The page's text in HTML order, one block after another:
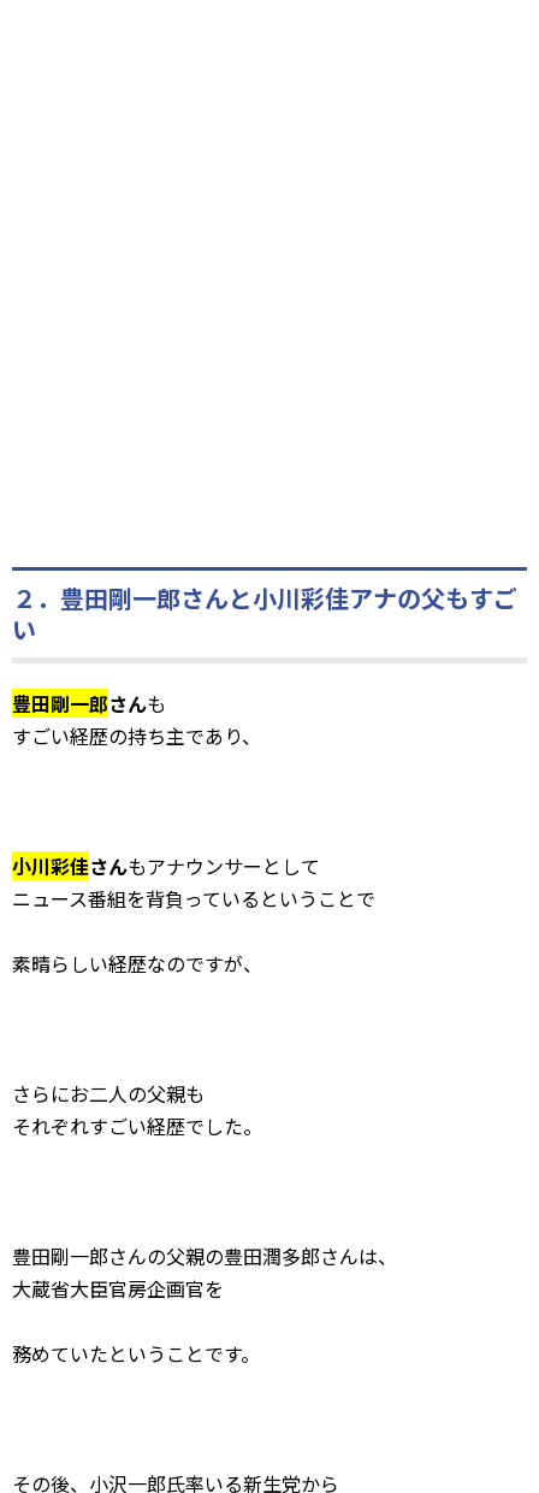
２．豊田剛一郎さんと小川彩佳アナの父もすご
い
豊田剛一郎さんも
すごい経歴の持ち主であり、
小川彩佳さんもアナウンサーとして
ニュース番組を背負っているということで
素晴らしい経歴なのですが、
さらにお二人の父親も
それぞれすごい経歴でした。
豊田剛一郎さんの父親の豊田潤多郎さんは、
大蔵省大臣官房企画官を
務めていたということです。
その後、小沢一郎氏率いる新生党から